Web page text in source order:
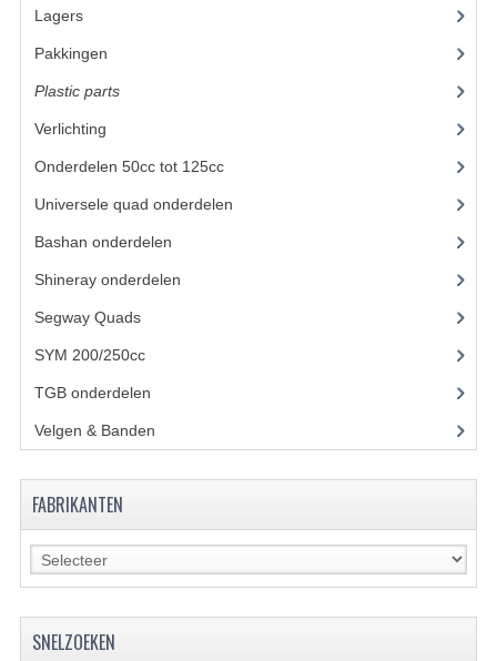
WIELEN EN BANDEN
KABELS
KETTING EN TANDWIELEN
KOEL SYSTEEM
Lagers(12)
Pakkingen
Plastic parts(22)
Verlichting
Onderdelen 50cc tot 125cc(49)
Universele quad onderdelen
Bashan onderdelen
Shineray onderdelen
Segway Quads(6)
SYM 200/250cc(15)
TGB onderdelen
Velgen & Banden
FABRIKANTEN
SNELZOEKEN